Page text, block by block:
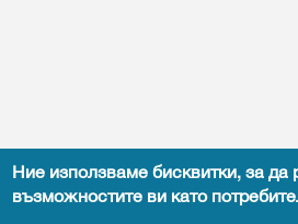
Ние използваме бисквитки, за
възможностите ви като